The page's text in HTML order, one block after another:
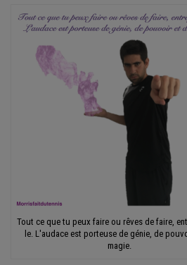
Tout ce que tu peux faire ou rêves de faire,
le. L'audace est porteuse de génie, de
magie.